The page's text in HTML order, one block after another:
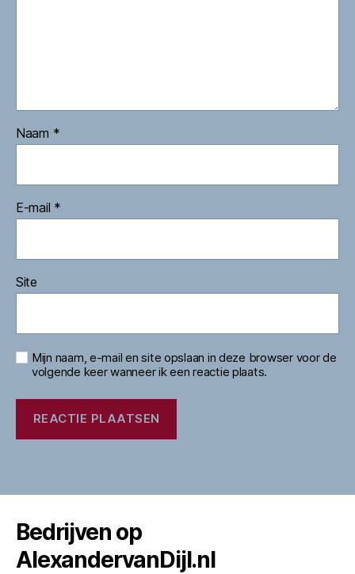
Naam *
E-mail *
Site
Mijn naam, e-mail en site opslaan in deze browser voor de
volgende keer wanneer ik een reactie plaats.
Bedrijven op
AlexandervanDijl.nl